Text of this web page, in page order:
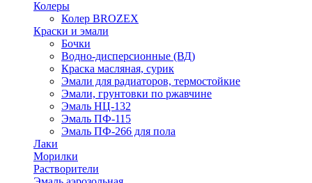
Колеры
Колер BROZEX
Краски и эмали
Бочки
Водно-дисперсионные (ВД)
Краска масляная, сурик
Эмали для радиаторов, термостойкие
Эмали, грунтовки по ржавчине
Эмаль НЦ-132
Эмаль ПФ-115
Эмаль ПФ-266 для пола
Лаки
Морилки
Растворители